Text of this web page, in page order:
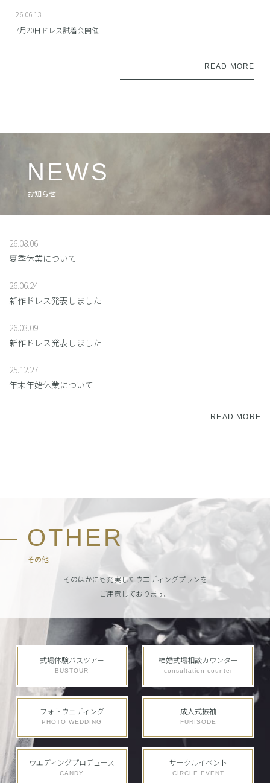
26.06.13
7月20日ドレス試着会開催
READ MORE
NEWS
お知らせ
26.08.06
夏季休業について
26.06.24
新作ドレス発表しました
26.03.09
新作ドレス発表しました
25.12.27
年末年始休業について
READ MORE
OTHER
その他
そのほかにも充実したウエディングプランを
ご用意しております。
式場体験バスツアー
BUSTOUR
結婚式場相談カウンター
consultation counter
フォトウェディング
PHOTO WEDDING
成人式振袖
FURISODE
ウエディングプロデュース
CANDY
サークルイベント
CIRCLE EVENT